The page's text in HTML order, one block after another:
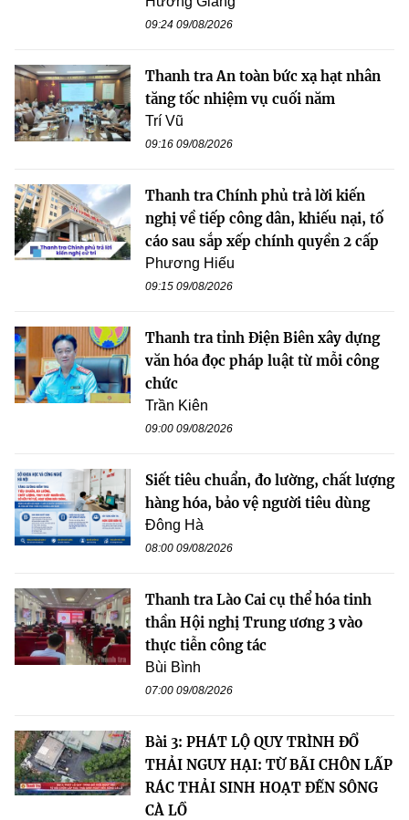
09:24 09/08/2026
Thanh tra An toàn bức xạ hạt nhân
tăng tốc nhiệm vụ cuối năm
Trí Vũ
09:16 09/08/2026
Thanh tra Chính phủ trả lời kiến
nghị về tiếp công dân, khiếu nại, tố
cáo sau sắp xếp chính quyền 2 cấp
Phương Hiếu
09:15 09/08/2026
Thanh tra tỉnh Điện Biên xây dựng
văn hóa đọc pháp luật từ mỗi công
chức
Trần Kiên
09:00 09/08/2026
Siết tiêu chuẩn, đo lường, chất lượng
hàng hóa, bảo vệ người tiêu dùng
Đông Hà
08:00 09/08/2026
Thanh tra Lào Cai cụ thể hóa tinh
thần Hội nghị Trung ương 3 vào
thực tiễn công tác
Bùi Bình
07:00 09/08/2026
Bài 3: PHÁT LỘ QUY TRÌNH ĐỔ
THẢI NGUY HẠI: TỪ BÃI CHÔN LẤP
RÁC THẢI SINH HOẠT ĐẾN SÔNG
CÀ LỒ